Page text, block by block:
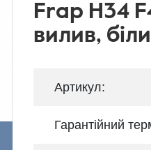
Frap H34
вилив,
Артикул:
Гарантійний